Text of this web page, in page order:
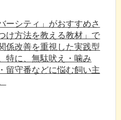
ーシティ」がおすすめさ
け方法を教える教材」で
係改善を重視した実践型
特に、無駄吠え・噛み
留守番などに悩む飼い主